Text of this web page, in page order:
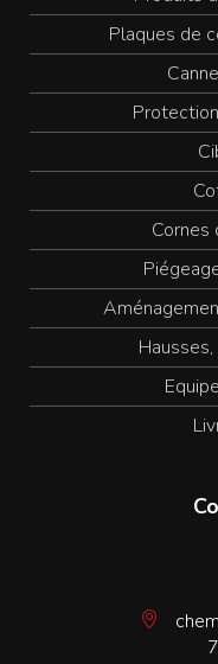
Plaques de